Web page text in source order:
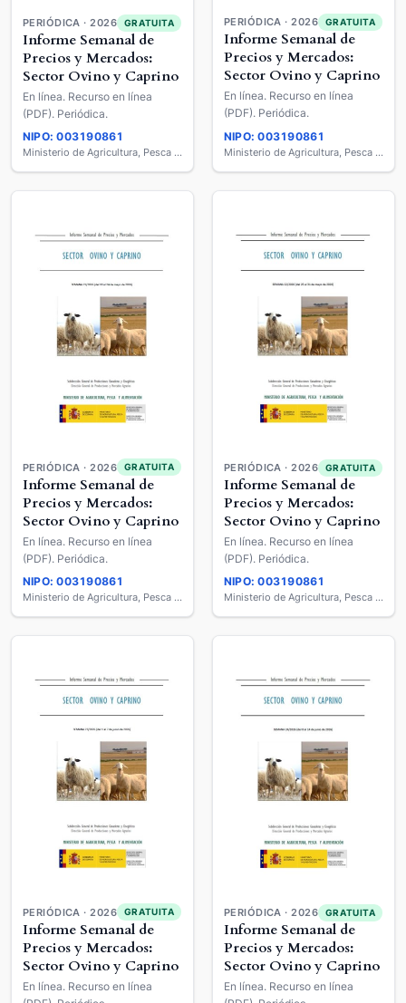
PERIÓDICA · 2026 GRATUITA
Informe Semanal de
Precios y Mercados:
Sector Ovino y Caprino
En línea. Recurso en línea
(PDF). Periódica.
NIPO: 003190861
Ministerio de Agricultura, Pesca y Alimentación
PERIÓDICA · 2026 GRATUITA
Informe Semanal de
Precios y Mercados:
Sector Ovino y Caprino
En línea. Recurso en línea
(PDF). Periódica.
NIPO: 003190861
Ministerio de Agricultura, Pesca y Alimentación
PERIÓDICA · 2026 GRATUITA
Informe Semanal de
Precios y Mercados:
Sector Ovino y Caprino
En línea. Recurso en línea
(PDF). Periódica.
NIPO: 003190861
Ministerio de Agricultura, Pesca y Alimentación
PERIÓDICA · 2026 GRATUITA
Informe Semanal de
Precios y Mercados:
Sector Ovino y Caprino
En línea. Recurso en línea
(PDF). Periódica.
NIPO: 003190861
Ministerio de Agricultura, Pesca y Alimentación
PERIÓDICA · 2026 GRATUITA
Informe Semanal de
Precios y Mercados:
Sector Ovino y Caprino
En línea. Recurso en línea
PERIÓDICA · 2026 GRATUITA
Informe Semanal de
Precios y Mercados:
Sector Ovino y Caprino
En línea. Recurso en línea